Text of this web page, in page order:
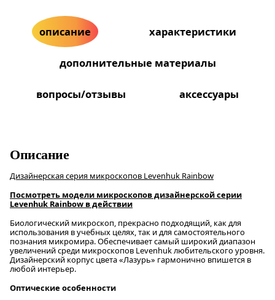
описание характеристики
дополнительные материалы
вопросы/отзывы аксессуары
Описание
Дизайнерская серия микроскопов Levenhuk Rainbow
Посмотреть модели микроскопов дизайнерской серии
Levenhuk Rainbow в действии
Биологический микроскоп, прекрасно подходящий, как для
использования в учебных целях, так и для самостоятельного
познания микромира. Обеспечивает самый широкий диапазон
увеличений среди микроскопов Levenhuk любительского уровня.
Дизайнерский корпус цвета «Лазурь» гармонично впишется в
любой интерьер.
Оптические особенности